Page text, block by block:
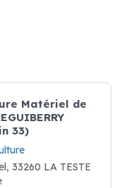
Matériel de
33)
33260 LA TESTE